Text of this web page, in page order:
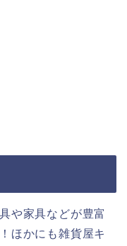
や家具などが豊富
ほかにも雑貨屋キ